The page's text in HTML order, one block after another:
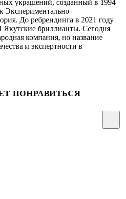
украшений, созданный в 1994
Экспериментально-
До ребрендинга в 2021 году
бриллианты. Сегодня
компания, но название
и экспертности в
ПОНРАВИТЬСЯ